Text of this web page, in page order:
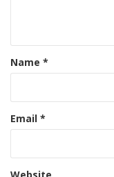
Name *
Email *